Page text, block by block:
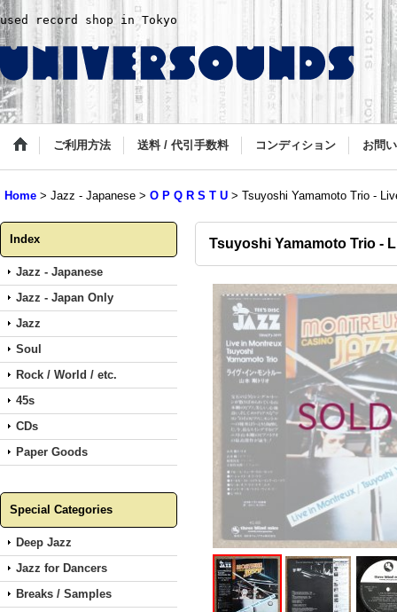
used record shop in Tokyo
ご利用方法 送料 / 代引手数料 コンディション お問
Home > Jazz - Japanese > O P Q R S T U > Tsuyoshi Yamamoto Trio -
Index
Jazz - Japanese
Jazz - Japan Only
Jazz
Soul
Rock / World / etc.
45s
CDs
Paper Goods
Special Categories
Deep Jazz
Jazz for Dancers
Breaks / Samples
Tsuyoshi Yamamoto Trio -